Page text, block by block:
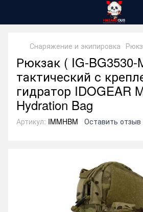
Снаряжение и экипировка
Рюкзак ( IG-BG3530-
тактический с
гидратор IDOGEAR
Hydration Bag
Артикул: IMMHBM Оставить отзыв